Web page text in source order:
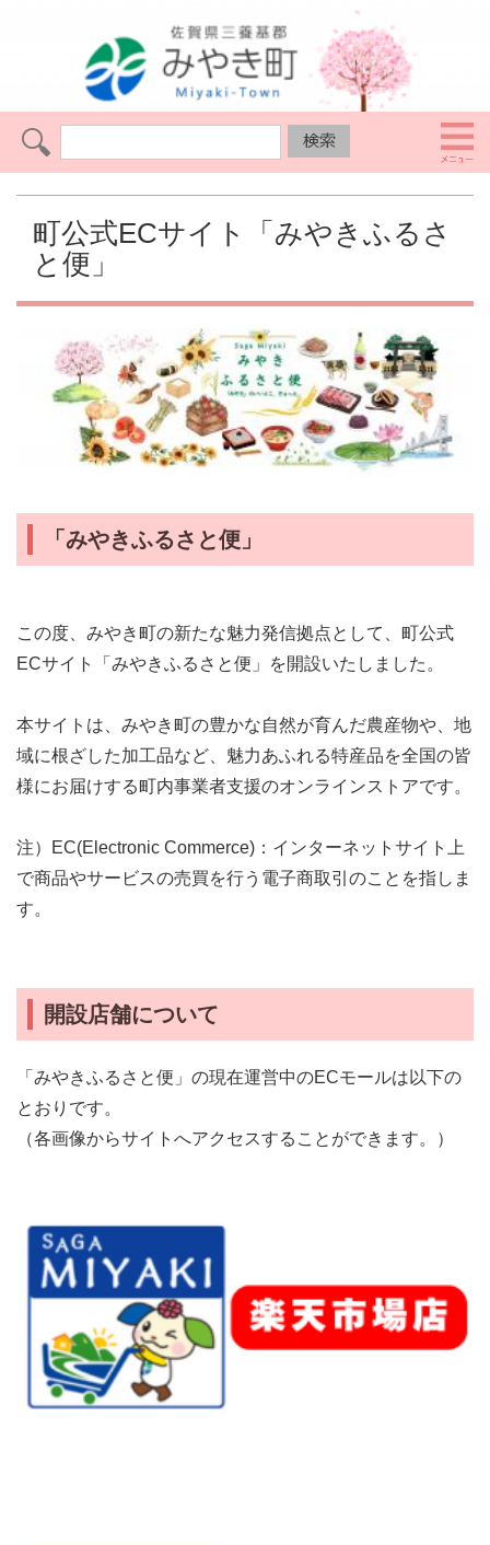
町公式ECサイト「みやきふるさ
と便」
「みやきふるさと便」
この度、みやき町の新たな魅力発信拠点として、町公式
ECサイト「みやきふるさと便」を開設いたしました。
本サイトは、みやき町の豊かな自然が育んだ農産物や、地
域に根ざした加工品など、魅力あふれる特産品を全国の皆
様にお届けする町内事業者支援のオンラインストアです。
注）EC(Electronic Commerce)：インターネットサイト上
で商品やサービスの売買を行う電子商取引のことを指しま
す。
開設店舗について
「みやきふるさと便」の現在運営中のECモールは以下の
とおりです。
（各画像からサイトへアクセスすることができます。）